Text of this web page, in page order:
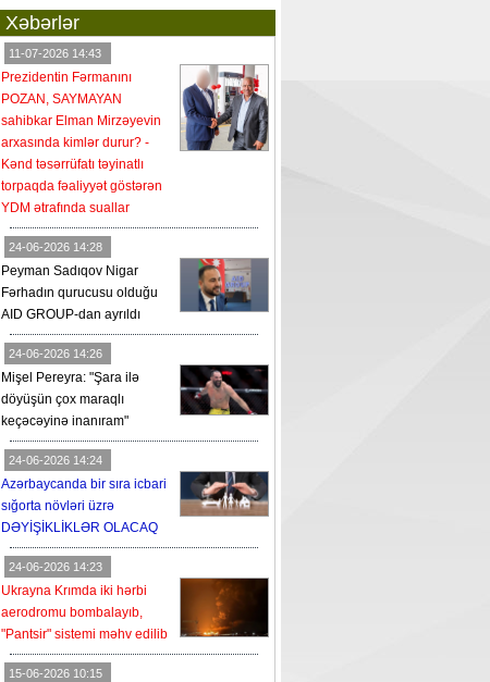
Xəbərlər
11-07-2026 14:43
Prezidentin Fərmanını
POZAN, SAYMAYAN
sahibkar Elman Mirzəyevin
arxasında kimlər durur? -
Kənd təsərrüfatı təyinatlı
torpaqda fəaliyyət göstərən
YDM ətrafında suallar
24-06-2026 14:28
Peyman Sadıqov Nigar
Fərhadın qurucusu olduğu
AID GROUP-dan ayrıldı
24-06-2026 14:26
Mişel Pereyra: "Şara ilə
döyüşün çox maraqlı
keçəcəyinə inanıram"
24-06-2026 14:24
Azərbaycanda bir sıra icbari
sığorta növləri üzrə
DƏYİŞİKLİKLƏR OLACAQ
24-06-2026 14:23
Ukrayna Krımda iki hərbi
aerodromu bombalayıb,
"Pantsir" sistemi məhv edilib
15-06-2026 10:15